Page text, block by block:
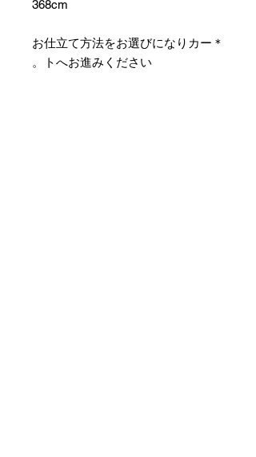
368cm
＊お仕立て方法をお選びになりカー
トへお進みください。